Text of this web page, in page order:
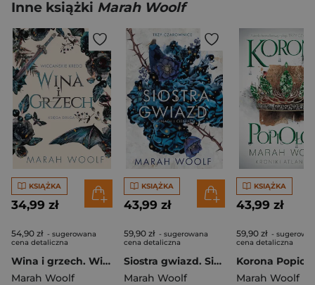
Inne książki Marah Woolf
KSIĄŻKA
34,99 zł
54,90 zł - sugerowana
cena detaliczna
Wina i grzech. Wiccańskie Kredo. Tom 2
Marah Woolf
KSIĄŻKA
43,99 zł
59,90 zł - sugerowana
cena detaliczna
Siostra gwiazd. Siostry z Salem wyd. 3
Marah Woolf
KSIĄŻKA
43,99 zł
59,90 zł -
cena detaliczna
Marah Woolf